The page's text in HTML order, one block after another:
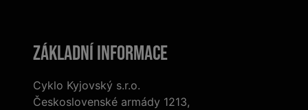
Základní informace
Cyklo Kyjovský s.r.o.
Československé armády 1213,